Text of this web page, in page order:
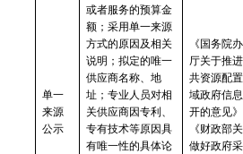
单一
来源
公示
或者服务的预算金
额；采用单一来源
方式的原因及相关
说明；拟定的唯一
供应商名称、地
址；专业人员对相
关供应商因专利、
专有技术等原因具
有唯一性的具体论
《国务院
厅关于推
共资源配
域政府信
开的意见
《财政部
做好政府